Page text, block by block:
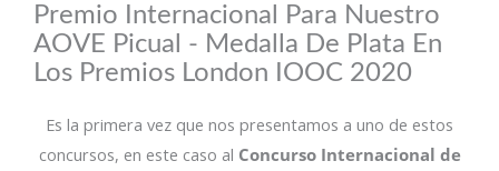
Premio Internacional Para Nuestro
AOVE Picual - Medalla De Plata En
Los Premios London IOOC 2020
Es la primera vez que nos presentamos a uno de estos
concursos, en este caso al Concurso Internacional de